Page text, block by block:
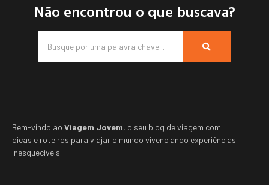
Não encontrou o que buscava?
Bem-vindo ao Viagem Jovem, o seu blog de viagem com
dicas e roteiros para viajar o mundo vivenciando experiências
inesquecíveis.